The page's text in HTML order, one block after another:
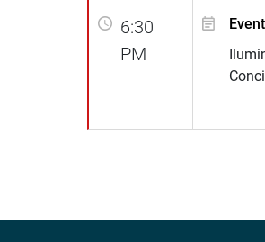
6:30
PM